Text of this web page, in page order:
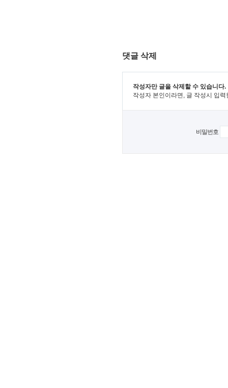
댓글 삭제
작성자만 글을 삭제할 수 있습니다.
작성자 본인이라면, 글 작성시 입
비밀번호